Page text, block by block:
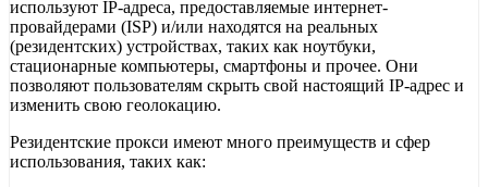
используют IP-адреса, предоставляемые интернет-
провайдерами (ISP) и/или находятся на реальных
(резидентских) устройствах, таких как ноутбуки,
стационарные компьютеры, смартфоны и прочее. Они
позволяют пользователям скрыть свой настоящий IP-адрес и
изменить свою геолокацию.
Резидентские прокси имеют много преимуществ и сфер
использования, таких как: